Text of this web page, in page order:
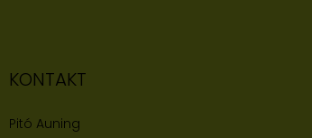
KONTAKT
Pitó Auning